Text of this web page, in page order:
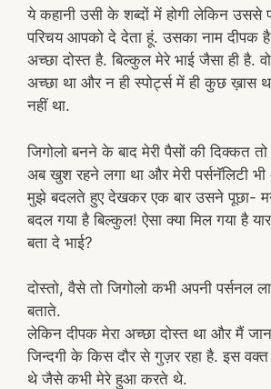
ये कहानी उसी के शब्दों में होगी लेकिन
परिचय आपको दे देता हूं. उसका नाम दीपक
अच्छा दोस्त है. बिल्कुल मेरे भाई जैसा ही है.
अच्छा था और न ही स्पोर्ट्स में ही कुछ ख़ास
नहीं था.
जिगोलो बनने के बाद मेरी पैसों की दिक्कत
अब खुश रहने लगा था और मेरी पर्सनॅलिटी भी
मुझे बदलते हुए देखकर एक बार उसने पूछा-
बदल गया है बिल्कुल! ऐसा क्या मिल गया है
बता दे भाई?
दोस्तो, वैसे तो जिगोलो कभी अपनी पर्सनल
बताते.
लेकिन दीपक मेरा अच्छा दोस्त था और मैं
जिन्दगी के किस दौर से गुज़र रहा है. इस
थे जैसे कभी मेरे हुआ करते थे.